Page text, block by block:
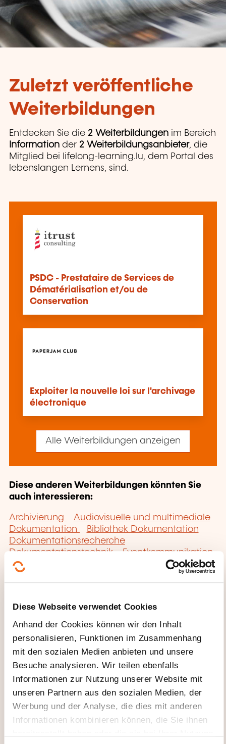
Diese Webseite verwendet Cookies
Anhand der Cookies können wir den Inhalt
personalisieren, Funktionen im Zusammenhang
mit den sozialen Medien anbieten und unsere
Besuche analysieren. Wir teilen ebenfalls
Informationen zur Nutzung unserer Website mit
unseren Partnern aus den sozialen Medien, der
Werbung und der Analyse, die dies mit anderen
Informationen kombinieren können, die Sie ihnen
bereitgestellt haben oder die sie bei Ihrer Nutzung
Zuletzt veröffentliche
Weiterbildungen
Entdecken Sie die 2 Weiterbildungen im Bereich
Information der 2 Weiterbildungsanbieter, die
Mitglied bei lifelong-learning.lu, dem Portal des
lebenslangen Lernens, sind.
PSDC - Prestataire de Services de
Dématérialisation et/ou de
Conservation
Exploiter la nouvelle loi sur l'archivage
électronique
Alle Weiterbildungen anzeigen
Diese anderen Weiterbildungen könnten Sie
auch interessieren:
Archivierung
Audiovisuelle und multimediale
Dokumentation
Bibliothek Dokumentation
Dokumentationsrecherche
Dokumentationstechnik
Eventkommunikation
Externe Kommunikation
Interne
Presse- und
Hier klicken, um zur
Seite der
Weiterbildungskate
gorien
zurückzugelangen